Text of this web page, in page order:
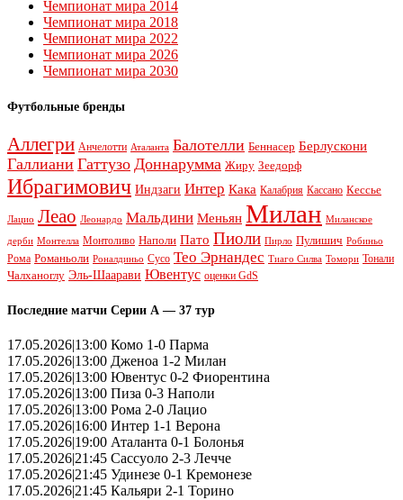
Чемпионат мира 2014
Чемпионат мира 2018
Чемпионат мира 2022
Чемпионат мира 2026
Чемпионат мира 2030
Футбольные бренды
Аллегри Анчелотти Аталанта Балотелли Беннасер Берлускони
Галлиани Гаттузо Доннарумма Жиру Зеедорф
Ибрагимович Индзаги Интер Кака Калабрия Кассано Кессье
Лацио Леао Леонардо Мальдини Меньян Милан Миланское
дерби Монтелла Монтоливо Наполи Пато Пиоли Пирло Пулишич Робиньо
Рома Романьоли Роналдиньо Сусо Тео Эрнандес Тиаго Силва Томори Тонали
Чалханоглу Эль-Шаарави Ювентус оценки GdS
Последние матчи Серии А — 37 тур
17.05.2026|13:00 Комо 1-0 Парма
17.05.2026|13:00 Дженоа 1-2 Милан
17.05.2026|13:00 Ювентус 0-2 Фиорентина
17.05.2026|13:00 Пиза 0-3 Наполи
17.05.2026|13:00 Рома 2-0 Лацио
17.05.2026|16:00 Интер 1-1 Верона
17.05.2026|19:00 Аталанта 0-1 Болонья
17.05.2026|21:45 Сассуоло 2-3 Лечче
17.05.2026|21:45 Удинезе 0-1 Кремонезе
17.05.2026|21:45 Кальяри 2-1 Торино